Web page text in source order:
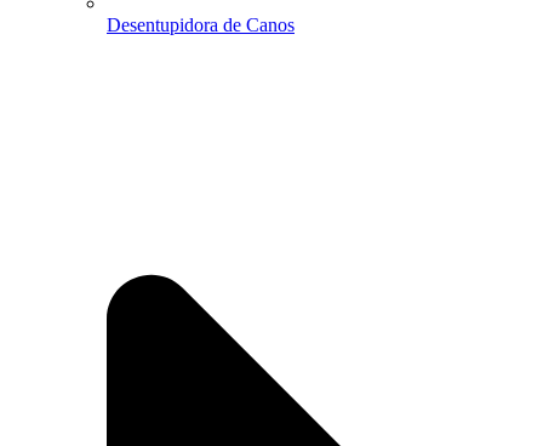
Desentupidora de Canos